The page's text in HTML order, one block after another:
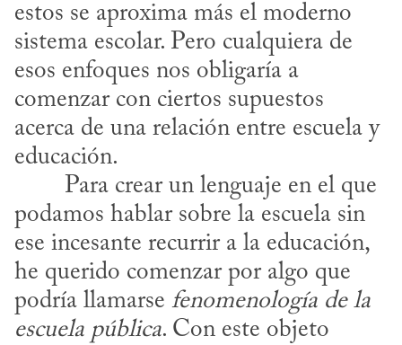
estos se aproxima más el moderno
sistema escolar. Pero cualquiera de
esos enfoques nos obligaría a
comenzar con ciertos supuestos
acerca de una relación entre escuela y
educación.
podamos hablar sobre la escuela sin
ese incesante recurrir a la educación,
he querido comenzar por algo que
podría llamarse fenomenología de la
escuela pública. Con este objeto